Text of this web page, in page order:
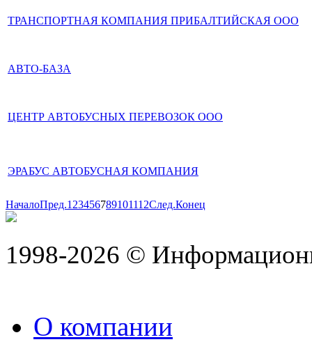
ТРАНСПОРТНАЯ КОМПАНИЯ ПРИБАЛТИЙСКАЯ ООО
АВТО-БАЗА
ЦЕНТР АВТОБУСНЫХ ПЕРЕВОЗОК ООО
ЭРАБУС АВТОБУСНАЯ КОМПАНИЯ
НачалоПред.1 23456789101112След.Конец
1998-2026 ©
О компании